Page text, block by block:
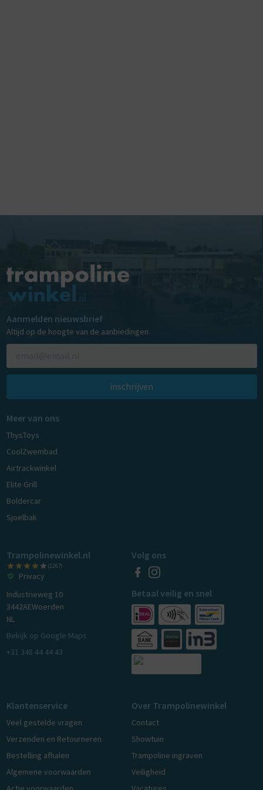
Aanmelden nieuwsbrief
Altijd op de hoogte van de aanbiedingen
inschrijven
Meer van ons
ThysToys
CoolZwembad
Airtrackwinkel
Elite Grill
Boldercar
Sjoelbak
Trampolinewinkel.nl
(1267)
Privacy
Industrieweg 10
3442AEWoerden
NL
Bekijk op Google Maps
+31 348 44 44 43
Volg ons
Betaal veilig en snel
Klantenservice
Veel gestelde vragen
Verzenden en Retourneren
Bestelling afhalen
Algemene voorwaarden
Over Trampolinewinkel
Contact
Showtuin
Trampoline ingraven
Veiligheid